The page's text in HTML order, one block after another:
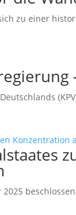
zu einer
–